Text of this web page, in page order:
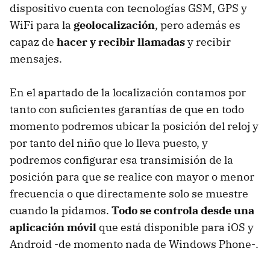
dispositivo cuenta con tecnologías GSM, GPS y
WiFi para la geolocalización, pero además es
capaz de hacer y recibir llamadasy recibir
mensajes.
En el apartado de la localización contamos por
tanto con suficientes garantías de que en todo
momento podremos ubicar la posición del reloj y
por tanto del niño que lo lleva puesto, y
podremos configurar esa transimisión de la
posición para que se realice con mayor o menor
frecuencia o que directamente solo se muestre
cuando la pidamos. Todo se controla desde una
aplicación móvil que está disponible para iOS y
Android -de momento nada de Windows Phone-.